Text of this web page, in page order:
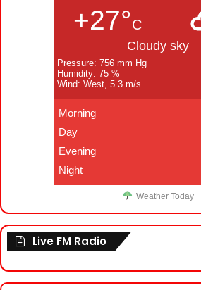
+27°C
Cloudy sky
Pressure: 756 mm Hg
Humidity: 75 %
Wind: West, 5.3 m/s
Morning
Day
Evening
Night
Weather Today
Live FM Radio